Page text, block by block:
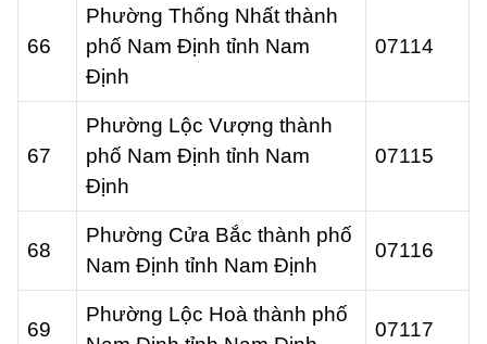
66
Phường Thống Nhất thành
phố Nam Định tỉnh Nam
Định
07114
67
Phường Lộc Vượng thành
phố Nam Định tỉnh Nam
Định
07115
68
Phường Cửa Bắc thành phố
Nam Định tỉnh Nam Định
07116
69
Phường Lộc Hoà thành phố
07117